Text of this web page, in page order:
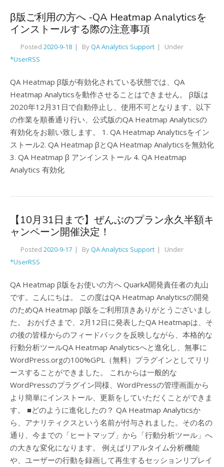
β版ご利用の方へ -QA Heatmap Analyticsを
インストールする際の注意事項
Posted 2020-9-18 ByQA Analytics Support
Under
*UserRSS
QA Heatmap β版が有効化されている状態では、QA
Heatmap Analyticsを動作させることはできません。 β版は
2020年12月31日で自動停止し、使用不可となります。以下
の作業を順番通り行い、公式版のQA Heatmap Analyticsの
有効化をお願い致します。 1. QA Heatmap Analyticsをイン
ストール2. QA Heatmap βとQA Heatmap Analyticsを無効化
3. QA Heatmap β アンインストール 4. QA Heatmap
Analytics 有効化
【10月31日まで】ぜんぶのプラン永久半額キ
ャンペーン開催決定！
Posted 2020-9-17 ByQA Analytics Support
Under
*UserRSS
QA Heatmap β版をお使いの方へ QuarkA開発責任者の丸山
です。こんにちは。 この度はQA Heatmap Analyticsの開発
のためQA Heatmap β版をご利用頂きありがとうございまし
た。 おかげさまで、2月12日に発表したQA Heatmapは、そ
の後の皆様からのフィードバックを反映しながら、本格的な
行動分析ツールQA Heatmap Analyticsへと進化し、無事に
WordPress.orgの100%GPL（無料）プラグインとしてリリ
ースすることができました。 これからは一般的な
WordPressのプラグイン同様、WordPressの管理画面から
より簡単にインストール、更新をしていただくことができま
す。 ■どのように進化したの？ QA Heatmap Analyticsか
ら、アナリティクスという名前が付与されました。その名の
通り、今までの「ヒートマップ」から「行動分析ツール」へ
の大きな変化になります。 例えばリアルタイム分析機能
や、ユーザーの行動を録画して再生するセッションリプレイ